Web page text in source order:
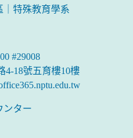
｜特殊教育學系
#29008
4-18號五育樓10樓